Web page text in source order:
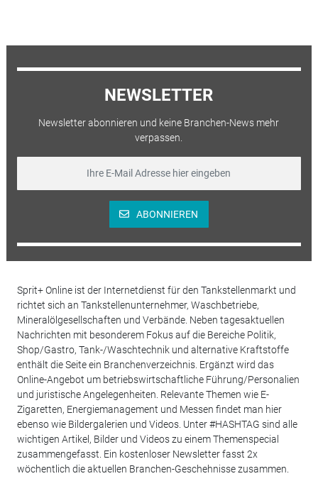
NEWSLETTER
Newsletter abonnieren und keine Branchen-News mehr
verpassen.
ABONNIEREN
Sprit+ Online ist der Internetdienst für den Tankstellenmarkt und
richtet sich an Tankstellenunternehmer, Waschbetriebe,
Mineralölgesellschaften und Verbände. Neben tagesaktuellen
Nachrichten mit besonderem Fokus auf die Bereiche Politik,
Shop/Gastro, Tank-/Waschtechnik und alternative Kraftstoffe
enthält die Seite ein Branchenverzeichnis. Ergänzt wird das
Online-Angebot um betriebswirtschaftliche Führung/Personalien
und juristische Angelegenheiten. Relevante Themen wie E-
Zigaretten, Energiemanagement und Messen findet man hier
ebenso wie Bildergalerien und Videos. Unter #HASHTAG sind alle
wichtigen Artikel, Bilder und Videos zu einem Themenspecial
zusammengefasst. Ein kostenloser Newsletter fasst 2x
wöchentlich die aktuellen Branchen-Geschehnisse zusammen.